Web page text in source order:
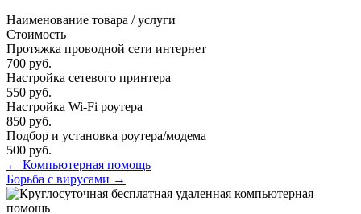
Наименование товара / услуги
Стоимость
Протяжка проводной сети интернет
700 руб.
Настройка сетевого принтера
550 руб.
Настройка Wi-Fi роутера
850 руб.
Подбор и установка роутера/модема
500 руб.
← Компьютерная помощь
Борьба с вирусами →